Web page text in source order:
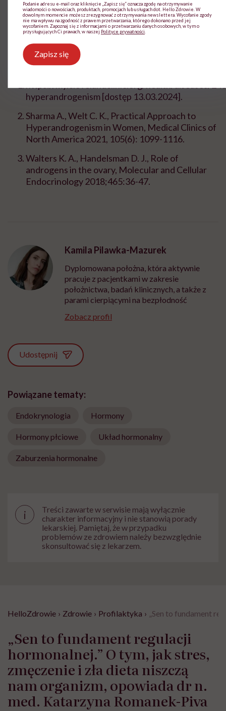
glikokortykosteroidy.
Bibliografia:
hyperandrogenism[dostęp 13.03.2024].
Sharma A., Welt C. K., Practical Approach to
Hyperandrogenism in Women, Medical Clinics of
North America 2021, 105(6): 1099-1116.
Walters K. A., Handelsman D. J., Role of
androgens in the ovary, Molecular and Cellular
Endocrinology 2018;465:36-47.
Kamila Pilawka-Mazurek
Dyplomowana położna, która aktywnie
pracuje z pacjentkami w zakresie
położnictwa, badań klinicznych, a także z
parami cierpiącymi na bezpłodność
Zobacz profil
Udostępnij
Powiązane tematy:
Endokrynologia Hormony
Hormony płciowe Układ hormonalny
Zaburzenia hormonalne
i
Treści zawarte w serwisie mają wyłącznie
charakter informacyjny i nie stanowią porady
lekarskiej. Pamiętaj, że w przypadku
problemów ze zdrowiem należy bezwzględnie
skonsultować się z lekarzem.
HelloZdrowie › Zdrowie › Profilaktyka › „Sen to fundament
„Sen to fundament regulacji
hormonalnej.” O tym, jak stres,
zmęczenie i zła dieta niszczą
nam organizm, opowiada dr n.
med. Katarzyna Romanek-Piva
Podanie adresu e-mail oraz kliknięcie „Zapisz się” oznacza zgodę na otrzymywanie
wiadomości o nowościach, produktach, promocjach lub usługach dot. Hello Zdrowie. W
dowolnym momencie możesz zrezygnować z otrzymywania newslettera. Wycofanie zgody
nie ma wpływu na zgodność z prawem przetwarzania, którego dokonano przed jej
wycofaniem. Zapoznaj się z informacjami o przetwarzaniu danych osobowych, w tym o
przysługujących Ci prawach, w naszej Polityce prywatności
Zapisz się